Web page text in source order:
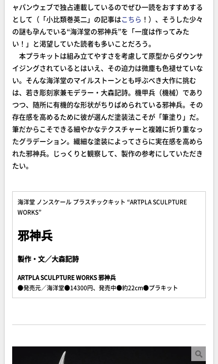
ャパンウェブで独占連載しているのでぜひ一読をおすすめする
として（「小比類巻英二」の記事はこちら ！）、そうした少々
の謎も孕んでいる“海洋堂の邪神兵”を「一度は作ってみた
い！」と渇望していた読者も多いことだろう。
本プラキットは組み立てやすさを考慮して原型からダウンサ
イジングされているとはいえ、その迫力は微塵も色褪せていな
い。そんな海洋堂のマイルストーンとも呼ぶべき大作に挑む
は、若き彫刻家兼モデラー・大森記詩。機甲兵（機械）であり
つつ、随所に有機的な形状がちりばめられている邪神兵。その
存在感を高めるために彼が選んだ塗装法こそが「筆塗り」だ。
筆だからこそできる細やかなテクスチャーと複雑に折り重なっ
たグラデーション。繊細な塗装によってさらに実在感を高めら
れた邪神兵。じっくりと観察して、製作の参考にしていただき
たい。
海洋堂 ノンスケール プラスチックキット “ARTPLA SCULPTURE
WORKS”
邪神兵
製作・文／大森記詩
ARTPLA SCULPTURE WORKS 邪神兵
●発売元／海洋堂●14300円、発売中●約22cm●プラキット